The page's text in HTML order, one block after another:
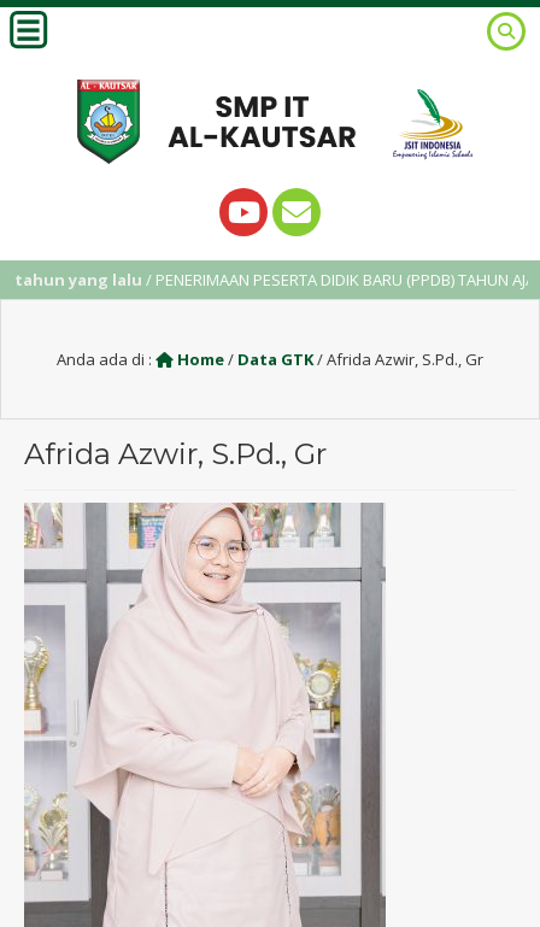
yang lalu/ PENERIMAAN PESERTA DIDIK BARU (PPDB) TAHUN
Anda ada di : Home/ Data GTK/Afrida Azwir, S.Pd., Gr
Afrida Azwir, S.Pd., Gr